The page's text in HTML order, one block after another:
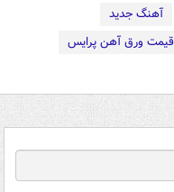
آهنگ جدید
قیمت ورق آهن پرایس